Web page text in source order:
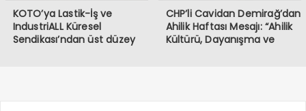
KOTO’ya Lastik-İş ve
IndustriALL Küresel
Sendikası’ndan üst düzey
CHP’li Cavidan Demirağ’dan
Ahilik Haftası Mesajı: “Ahilik
Kültürü, Dayanışma ve